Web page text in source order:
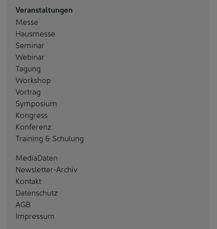
Veranstaltungen
Messe
Hausmesse
Seminar
Webinar
Tagung
Workshop
Vortrag
Symposium
Kongress
Konferenz
Training & Schulung
MediaDaten
Newsletter-Archiv
Kontakt
Datenschutz
AGB
Impressum